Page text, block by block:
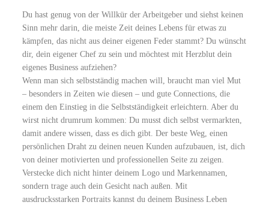
Du hast genug von der Willkür der Arbeitgeber und siehst keinen
Sinn mehr darin, die meiste Zeit deines Lebens für etwas zu
kämpfen, das nicht aus deiner eigenen Feder stammt? Du wünscht
dir, dein eigener Chef zu sein und möchtest mit Herzblut dein
eigenes Business aufziehen?
Wenn man sich selbstständig machen will, braucht man viel Mut
– besonders in Zeiten wie diesen – und gute Connections, die
einem den Einstieg in die Selbstständigkeit erleichtern. Aber du
wirst nicht drumrum kommen: Du musst dich selbst vermarkten,
damit andere wissen, dass es dich gibt. Der beste Weg, einen
persönlichen Draht zu deinen neuen Kunden aufzubauen, ist, dich
von deiner motivierten und professionellen Seite zu zeigen.
Verstecke dich nicht hinter deinem Logo und Markennamen,
sondern trage auch dein Gesicht nach außen. Mit
ausdrucksstarken Portraits kannst du deinem Business Leben